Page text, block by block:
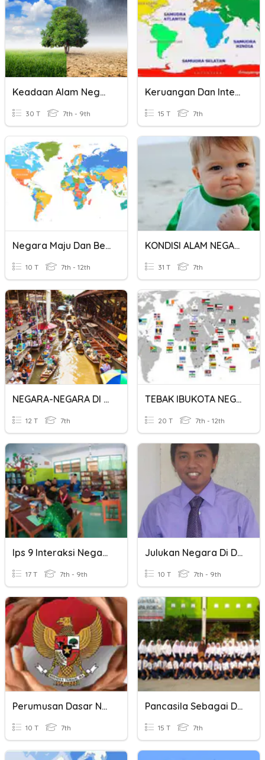
Keadaan Alam Negara-Negara Di Dunia
30 T 7th - 9th
Keruangan Dan Interaksi Negara-Negara Asia Dan Benua Lainnya
15 T 7th
Negara Maju Dan Berkembang
10 T 7th - 12th
KONDISI ALAM NEGARA-NEGARA DI DUNIA
31 T 7th
NEGARA-NEGARA DI ASIA TENGGARA
12 T 7th
TEBAK IBUKOTA NEGARA
20 T 7th - 12th
Ips 9 Interaksi Negara 1
17 T 7th - 9th
Julukan Negara Di Dunia
10 T 7th - 9th
Perumusan Dasar Negara
10 T 7th
Pancasila Sebagai Dasar Negara
15 T 7th